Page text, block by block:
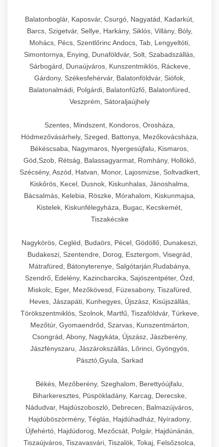
Balatonboglár, Kaposvár, Csurgó, Nagyatád, Kadarkút,
Barcs, Szigetvár, Sellye, Harkány, Siklós, Villány, Bóly,
Mohács, Pécs, Szentlőrinc Andocs, Tab, Lengyeltóti,
Simontornya, Enying, Dunaföldvár, Solt, Szabadszállás,
Sárbogárd, Dunaújváros, Kunszentmiklós, Ráckeve,
Gárdony, Székesfehérvár, Balatonföldvár, Siófok,
Balatonalmádi, Polgárdi, Balatonfűzfő, Balatonfüred,
Veszprém, Sátoraljaújhely
Szentes, Mindszent, Kondoros, Orosháza,
Hódmezővásárhely, Szeged, Battonya, Mezőkovácsháza,
Békéscsaba, Nagymaros, Nyergesújfalu, Kismaros,
Göd,Szob, Rétság, Balassagyarmat, Romhány, Hollókő,
Szécsény, Aszód, Hatvan, Monor, Lajosmizse, Soltvadkert,
Kiskőrös, Kecel, Dusnok, Kiskunhalas, Jánoshalma,
Bácsalmás, Kelebia, Röszke, Mórahalom, Kiskunmajsa,
Kistelek, Kiskunfélegyháza, Bugac, Kecskemét,
Tiszakécske
Nagykörös, Cegléd, Budaörs, Pécel, Gödöllő, Dunakeszi,
Budakeszi, Szentendre, Dorog, Esztergom, Visegrád,
Mátrafüred, Bátonyterenye, Salgótarján,Rudabánya,
Szendrő, Edelény, Kazincbarcika, Sajószentpéter, Ózd,
Miskolc, Eger, Mezőkövesd, Füzesabony, Tiszafüred,
Heves, Jászapáti, Kunhegyes, Újszász, Kisújszállás,
Törökszentmiklós, Szolnok, Martfű, Tiszaföldvár, Túrkeve,
Mezőtúr, Gyomaendrőd, Szarvas, Kunszentmárton,
Csongrád, Abony, Nagykáta, Újszász, Jászberény,
Jászfényszaru, Jászárokszállás, Lőrinci, Gyöngyös,
Pásztó,Gyula, Sarkad
Békés, Mezőberény, Szeghalom, Berettyóújfalu,
Biharkeresztes, Püspökladány, Karcag, Derecske,
Nádudvar, Hajdúszoboszló, Debrecen, Balmazújváros,
Hajdúböszörmény, Téglás, Hajdúhadház, Nyíradony,
Újfehértó, Hajdúdorog, Mezőcsát, Polgár, Hajdúnánás,
Tiszaújváros, Tiszavasvári, Tiszalök, Tokaj, Felsőzsolca,